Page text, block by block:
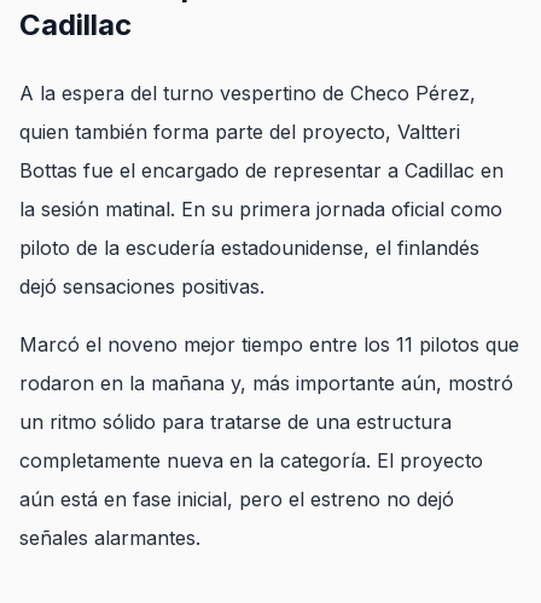
Cadillac
A la espera del turno vespertino de Checo Pérez,
quien también forma parte del proyecto, Valtteri
Bottas fue el encargado de representar a Cadillac en
la sesión matinal. En su primera jornada oficial como
piloto de la escudería estadounidense, el finlandés
dejó sensaciones positivas.
Marcó el noveno mejor tiempo entre los 11 pilotos que
rodaron en la mañana y, más importante aún, mostró
un ritmo sólido para tratarse de una estructura
completamente nueva en la categoría. El proyecto
aún está en fase inicial, pero el estreno no dejó
señales alarmantes.